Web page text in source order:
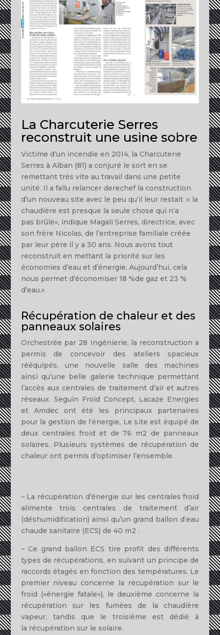
La Charcuterie Serres
reconstruit une usine sobre
Victime d‘un incendie en 2014, la Charcuterie
Serres à Alban (81) a conjuré le sort en se
remettant très vite au travail dans une petite
unité. Il a fallu relancer derechef la construction
d’un nouveau site avec le peu qu‘il leur restait :« la
chaudière est presque la seule chose qui n‘a
pas brûlé», indique Magali Serres, directrice, avec
son frère Nicolas, de l’entreprise familiale créée
par leur père il y a 30 ans. Nous avons tout
reconstruit en mettant la priorité sur les
économies d’eau et d’énergie. Aujourd’hui, cela
nous permet d’économiser 18 %de gaz et 23 %
d’eau.»
Récupération de chaleur et des
panneaux solaires
Orchestrée par 28 Ingénierie, la reconstruction a
permisdeconcevoir des ateliers spacieux
rééquipés, une nouvelle salledes machines
ainsi qu’une belle galerietechnique permettant
l’accès aux centrales de traitement d’air etautres
réseaux. Seguin FroidConcept, Lacaze Energies
et Amdec ontété les principaux partenaires
pour la gestion de l‘énergie, Le site est équipé de
deux centrales froid et de76 m2de panneaux
solaires. Plusieurssystèmes de récupérationde
chaleur ont permis d’optimiser l’ensemble.
– La récupérationd’énergie sur les centralesfroid
alimentetroiscentrales de traitement d’air
(déshumidification) ainsi qu’ungrand ballon d‘eau
chaude sanitaire (ECS) de 40 m2 .
–Ce grand ballon ECS tire profit desdifférents
types de récupérations, ensuivant un principe de
raccordsétagés enfonction des températures. Le
premier niveauconcerne la récupération sur le
froid («énergie fatale»), ledeuxième concerne la
récupérationsur les fuméesde la chaudière
vapeur, tandis que letroisième estdédiéà
la récupération sur le solaire.